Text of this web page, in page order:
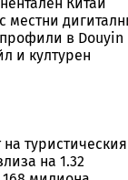
местни
в Douyin
и културен
туристическия
на 1.32